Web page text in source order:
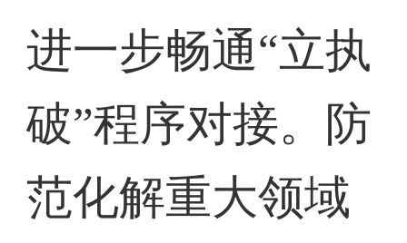
进一步畅通“立执
破”程序对接。防
范化解重大领域